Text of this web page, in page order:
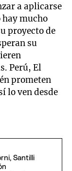
a aplicarse
mucho
proyecto de
su
Perú, El
prometen
lo ven desde
Santilli